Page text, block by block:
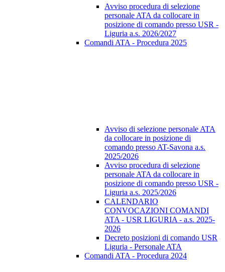
Avviso procedura di selezione
personale ATA da collocare in
posizione di comando presso USR -
Liguria a.s. 2026/2027
Comandi ATA - Procedura 2025
Avviso di selezione personale ATA
da collocare in posizione di
comando presso AT-Savona a.s.
2025/2026
Avviso procedura di selezione
personale ATA da collocare in
posizione di comando presso USR -
Liguria a.s. 2025/2026
CALENDARIO
CONVOCAZIONI COMANDI
ATA - USR LIGURIA - a.s. 2025-
2026
Decreto posizioni di comando USR
Liguria - Personale ATA
Comandi ATA - Procedura 2024